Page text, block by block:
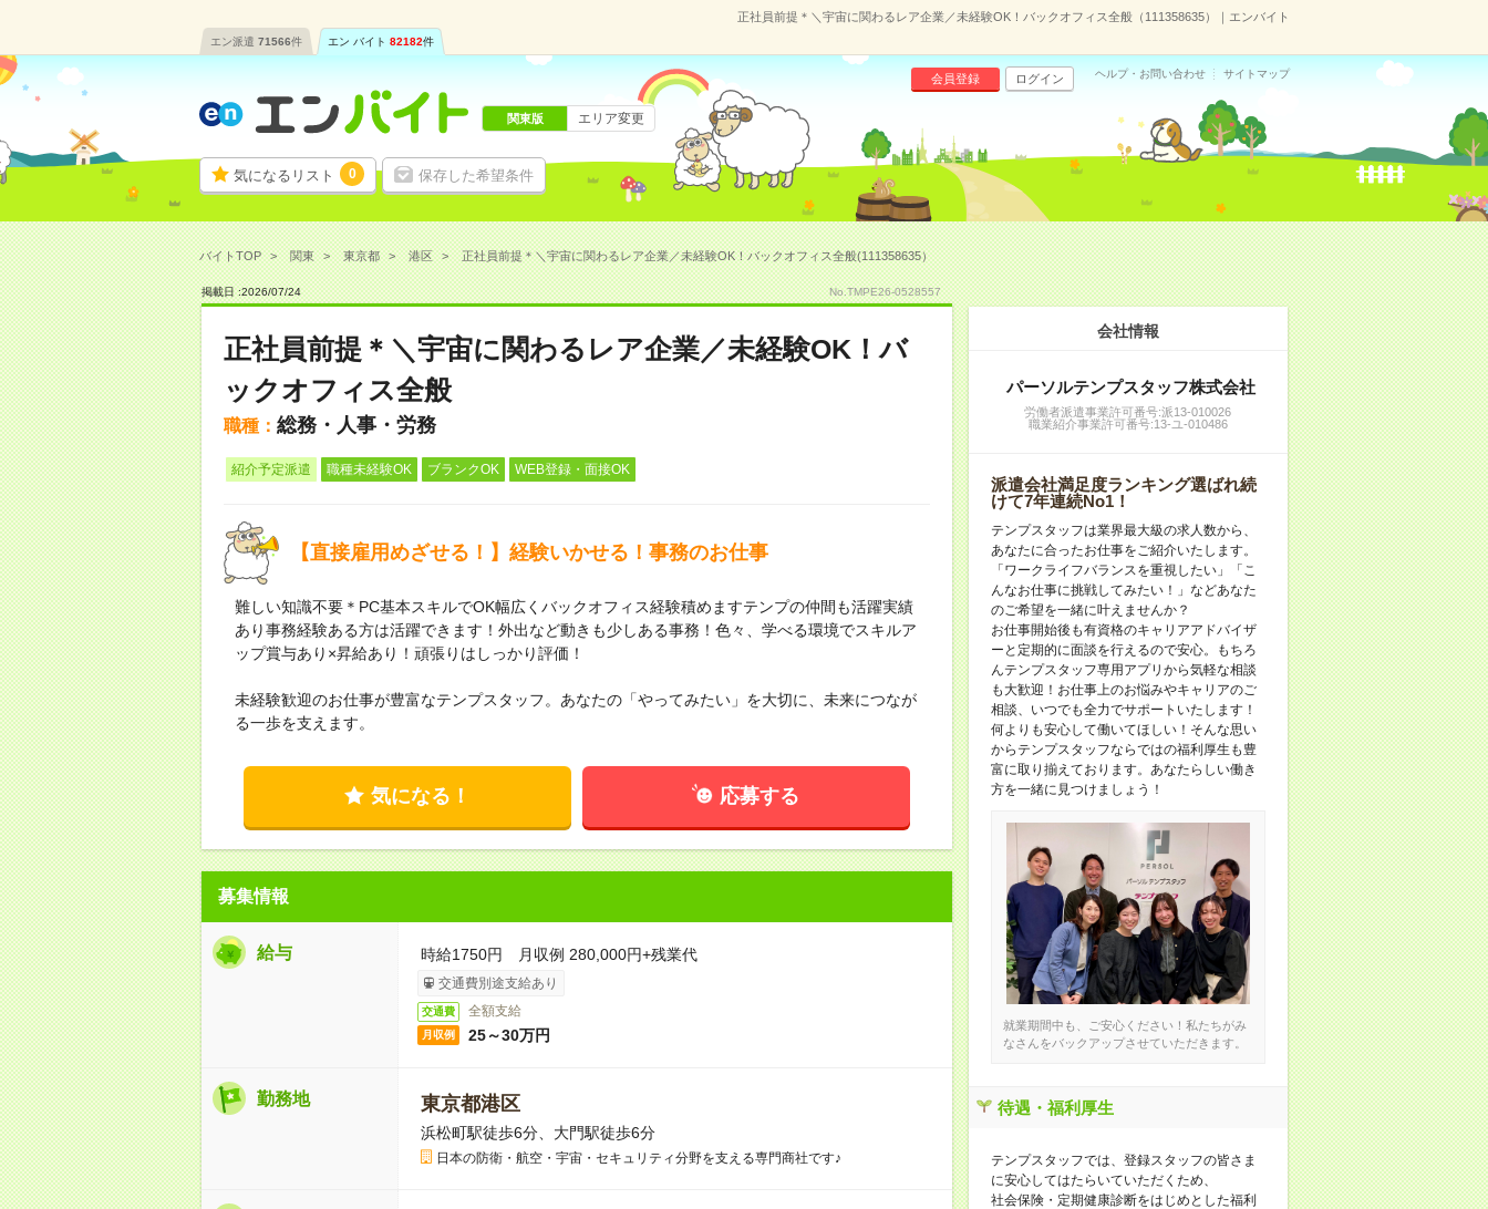
正社員前提＊＼宇宙に関わるレア企業／未経験OK！バックオフィス全般（111358635）｜エンバイト
エン派遣 71566件 エン バイト 82182件
気になるリスト 0 保存した希望条件
会員登録 ログイン ヘルプ・お問い合わせ サイトマップ
関東版 エリア変更
バイトTOP 関東 東京都 港区 正社員前提＊＼宇宙に関わるレア企業／未経験OK！バックオフィス全般(111358635）
掲載日 :2026/07/24 No.TMPE26-0528557
正社員前提＊＼宇宙に関わるレア企業／未経験OK！バ
ックオフィス全般
職種： 総務・人事・労務
紹介予定派遣 職種未経験OK ブランクOK WEB登録・面接OK
【直接雇用めざせる！】経験いかせる！事務のお仕事
難しい知識不要＊PC基本スキルでOK幅広くバックオフィス経験積めますテンプの仲間も活躍実績
あり事務経験ある方は活躍できます！外出など動きも少しある事務！色々、学べる環境でスキルア
ップ賞与あり×昇給あり！頑張りはしっかり評価！
未経験歓迎のお仕事が豊富なテンプスタッフ。あなたの「やってみたい」を大切に、未来につなが
る一歩を支えます。
気になる！ 応募する
募集情報
給与 時給1750円 月収例 280,000円+残業代
交通費別途支給あり
交通費 全額支給
月収例 25～30万円
勤務地 東京都港区
浜松町駅徒歩6分、大門駅徒歩6分
日本の防衛・航空・宇宙・セキュリティ分野を支える専門商社です♪
会社情報
パーソルテンプスタッフ株式会社
労働者派遣事業許可番号:派13-010026
職業紹介事業許可番号:13-ユ-010486
派遣会社満足度ランキング選ばれ続
けて7年連続No1！
テンプスタッフは業界最大級の求人数から、
あなたに合ったお仕事をご紹介いたします。
「ワークライフバランスを重視したい」「こ
んなお仕事に挑戦してみたい！」などあなた
のご希望を一緒に叶えませんか？
お仕事開始後も有資格のキャリアアドバイザ
ーと定期的に面談を行えるので安心。もちろ
んテンプスタッフ専用アプリから気軽な相談
も大歓迎！お仕事上のお悩みやキャリアのご
相談、いつでも全力でサポートいたします！
何よりも安心して働いてほしい！そんな思い
からテンプスタッフならではの福利厚生も豊
富に取り揃えております。あなたらしい働き
方を一緒に見つけましょう！
就業期間中も、ご安心ください！私たちがみ
なさんをバックアップさせていただきます。
待遇・福利厚生
テンプスタッフでは、登録スタッフの皆さま
に安心してはたらいていただくため、
社会保険・定期健康診断をはじめとした福利